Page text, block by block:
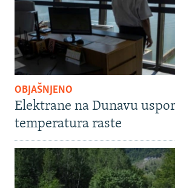
OBJAŠNJENO
Elektrane na Dunavu
temperatura raste